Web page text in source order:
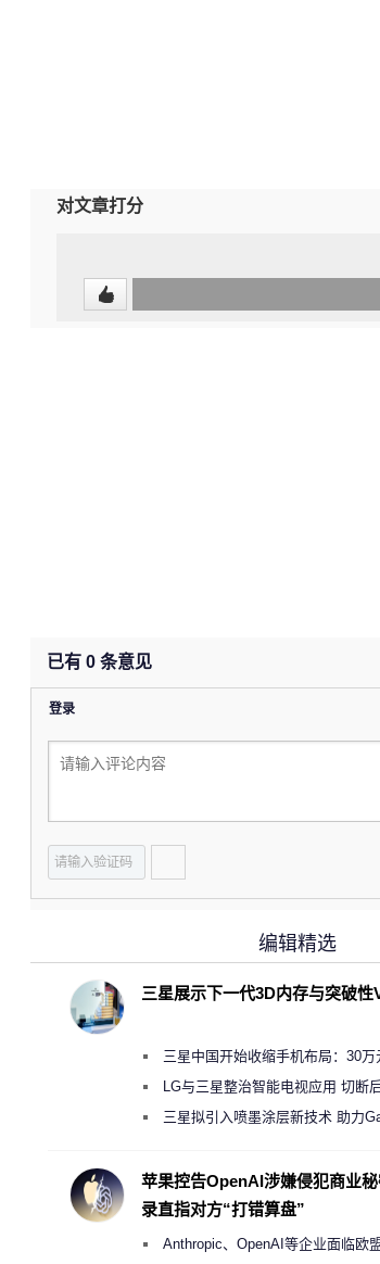
对文章打分
已有 0 条意见
登录
编辑精选
三星展示下一代3D内存与突破
三星中国开始收缩手机布局：30
店 将被逐步清退
LG与三星整治智能电视应用 切断
规行为三星拟引入喷墨涂层新技术 助力
苹果控告OpenAI涉嫌侵犯商业
录直指对方“打错算盘”
Anthropic、OpenAI等企业面临欧